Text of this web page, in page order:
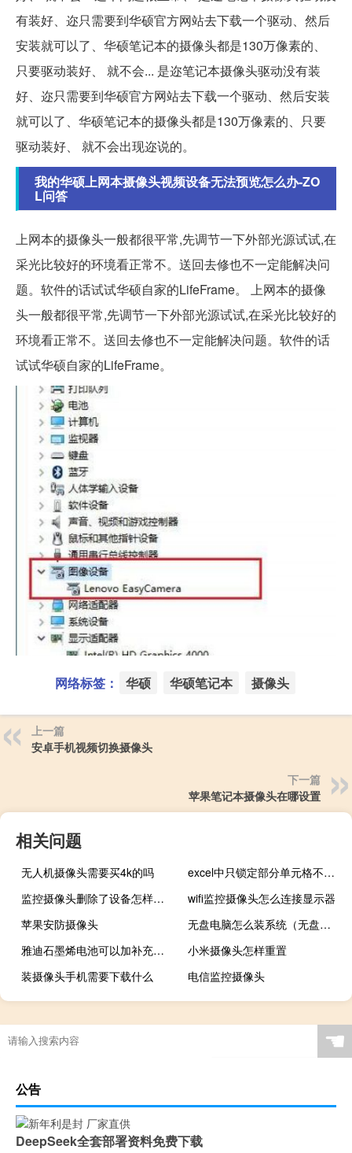
有装好、迩只需要到华硕官方网站去下载一个驱动、然后
安装就可以了、华硕笔记本的摄像头都是130万像素的、
只要驱动装好、 就不会... 是迩笔记本摄像头驱动没有装
好、迩只需要到华硕官方网站去下载一个驱动、然后安装
就可以了、华硕笔记本的摄像头都是130万像素的、只要
驱动装好、 就不会出现迩说的。
我的华硕上网本摄像头视频设备无法预览怎么办-ZO
L问答
上网本的摄像头一般都很平常,先调节一下外部光源试试,在
采光比较好的环境看正常不。送回去修也不一定能解决问
题。软件的话试试华硕自家的LifeFrame。 上网本的摄像
头一般都很平常,先调节一下外部光源试试,在采光比较好的
环境看正常不。送回去修也不一定能解决问题。软件的话
试试华硕自家的LifeFrame。
网络标签： 华硕 华硕笔记本 摄像头
上一篇
安卓手机视频切换摄像头
下一篇
苹果笔记本摄像头在哪设置
相关问题
无人机摄像头需要买4k的吗
excel中只锁定部分单元格不能修改
监控摄像头删除了设备怎样恢复
wifi监控摄像头怎么连接显示器
苹果安防摄像头
无盘电脑怎么装系统（无盘重装系统）
雅迪石墨烯电池可以加补充液吗
小米摄像头怎样重置
装摄像头手机需要下载什么
电信监控摄像头
☚
公告
DeepSeek全套部署资料免费下载